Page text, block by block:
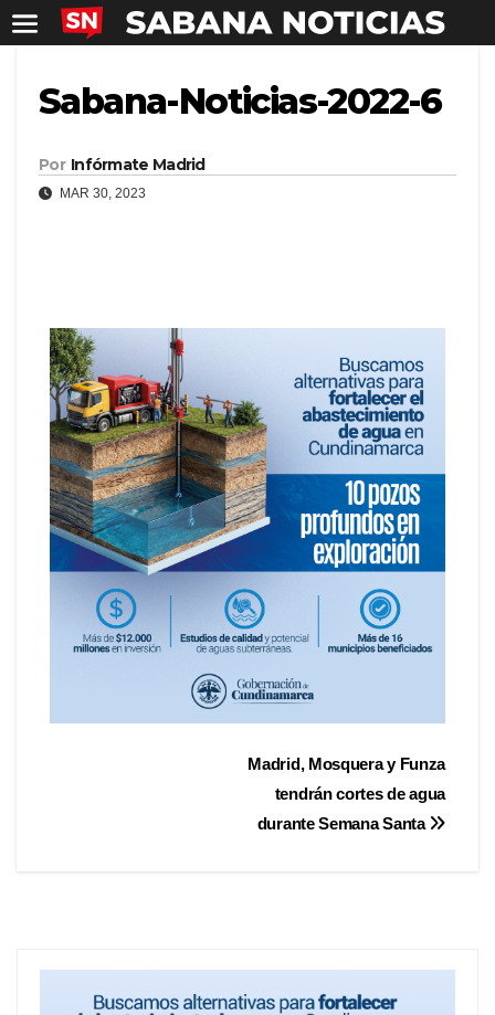
Sabana-Noticias-2022-6
Por Infórmate Madrid
MAR 30, 2023
Madrid, Mosquera y Funza
tendrán cortes de agua
durante Semana Santa